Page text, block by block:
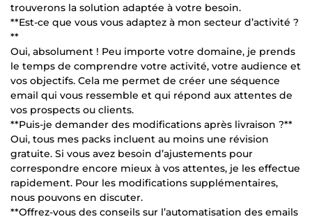
trouverons la solution adaptée à votre besoin.
**Est-ce que vous vous adaptez à mon secteur d’activité ?
**
Oui, absolument ! Peu importe votre domaine, je prends
le temps de comprendre votre activité, votre audience et
vos objectifs. Cela me permet de créer une séquence
email qui vous ressemble et qui répond aux attentes de
vos prospects ou clients.
**Puis-je demander des modifications après livraison ?**
Oui, tous mes packs incluent au moins une révision
gratuite. Si vous avez besoin d’ajustements pour
correspondre encore mieux à vos attentes, je les effectue
rapidement. Pour les modifications supplémentaires,
nous pouvons en discuter.
**Offrez-vous des conseils sur l’automatisation des emails